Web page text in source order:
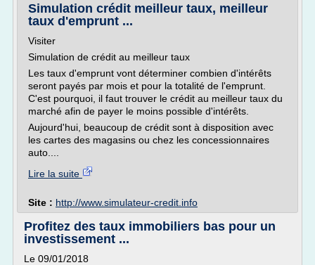
Simulation crédit meilleur taux, meilleur
taux d'emprunt ...
Visiter
Simulation de crédit au meilleur taux
Les taux d'emprunt vont déterminer combien d'intérêts
seront payés par mois et pour la totalité de l'emprunt.
C'est pourquoi, il faut trouver le crédit au meilleur taux du
marché afin de payer le moins possible d'intérêts.
Aujourd'hui, beaucoup de crédit sont à disposition avec
les cartes des magasins ou chez les concessionnaires
auto....
Lire la suite
Site : http://www.simulateur-credit.info
Profitez des taux immobiliers bas pour un
investissement ...
Le 09/01/2018